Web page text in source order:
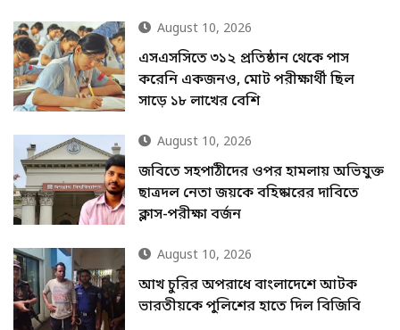
August 10, 2026
এসএসসিতে ৩১২ প্রতিষ্ঠান থেকে পাস
করেনি একজনও, মোট পরীক্ষার্থী ছিল
সাড়ে ১৮ লাখের বেশি
August 10, 2026
জবিতে সহপাঠীদের ওপর হামলায় অভিযুক্ত
ছাত্রদল নেতা জয়কে বহিষ্কারের দাবিতে
ক্লাস-পরীক্ষা বর্জন
August 10, 2026
আখ চুরির অপরাধে বাংলাদেশে আটক
ভারতীয়কে পুলিশের হাতে দিল বিজিবি